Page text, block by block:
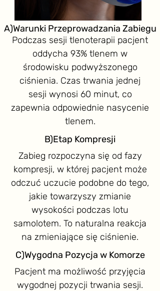
A)Warunki Przeprowadzania Zabiegu
Podczas sesji tlenoterapii pacjent
oddycha 93% tlenem w
środowisku podwyższonego
ciśnienia. Czas trwania jednej
sesji wynosi 60 minut, co
zapewnia odpowiednie nasycenie
tlenem.
B)Etap Kompresji
Zabieg rozpoczyna się od fazy
kompresji, w której pacjent może
odczuć uczucie podobne do tego,
jakie towarzyszy zmianie
wysokości podczas lotu
samolotem. To naturalna reakcja
na zmieniające się ciśnienie.
C)Wygodna Pozycja w Komorze
Pacjent ma możliwość przyjęcia
wygodnej pozycji trwania sesji.